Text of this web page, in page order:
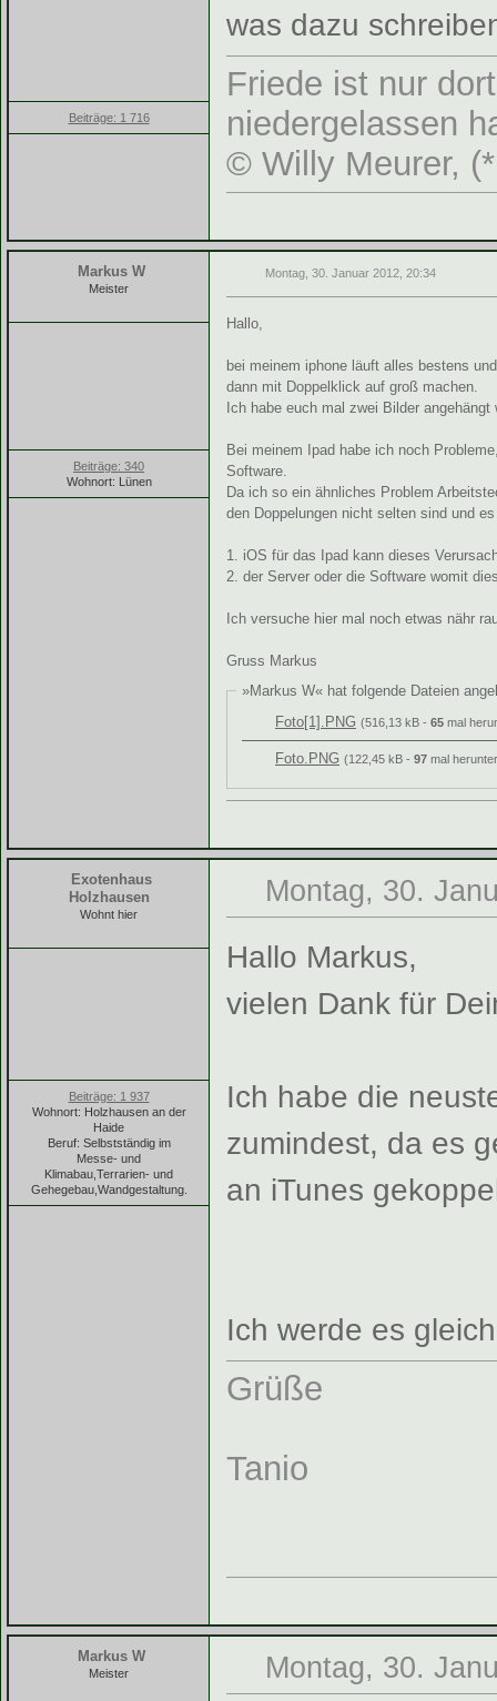
Beiträge: 1 716
was dazu
Friede ist nur
niedergelassen
© Willy Meurer,
Markus W
Meister
Beiträge: 340
Wohnort: Lünen
Montag, 30. Januar 2012, 20:34
Hallo,
bei meinem iphone läuft alles bestens
dann mit Doppelklick auf groß machen.
Ich habe euch mal zwei Bilder
Bei meinem Ipad habe ich noch
Software.
Da ich so ein ähnliches Problem
den Doppelungen nicht selten sind und
1. iOS für das Ipad kann dieses
2. der Server oder die Software womit
Ich versuche hier mal noch etwas nähr
Gruss Markus
»Markus W« hat folgende Dateien
Foto[1].PNG (516,13 kB - 65 mal
Foto.PNG (122,45 kB - 97 mal
Exotenhaus
Holzhausen
Wohnt hier
Beiträge: 1 937
Wohnort: Holzhausen an der
Haide
Beruf: Selbstständig im
Messe- und
Klimabau,Terrarien- und
Gehegebau,Wandgestaltung.
Montag, 30.
Hallo Markus,
vielen Dank für
Ich habe die
zumindest, da es
an iTunes
Ich werde es
Grüße
Tanio
Markus W
Meister Montag, 30.